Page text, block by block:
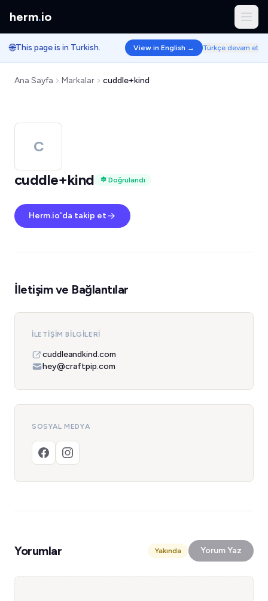
herm.io
🌐This page is in Turkish. View in English → Türkçe devam et
Ana Sayfa Markalar cuddle+kind
C
cuddle+kind
Doğrulandı
Herm.io'da takip et
İletişim ve Bağlantılar
İLETIŞIM BILGILERI
cuddleandkind.com
hey@craftpip.com
SOSYAL MEDYA
Yorumlar Yakında Yorum Yaz